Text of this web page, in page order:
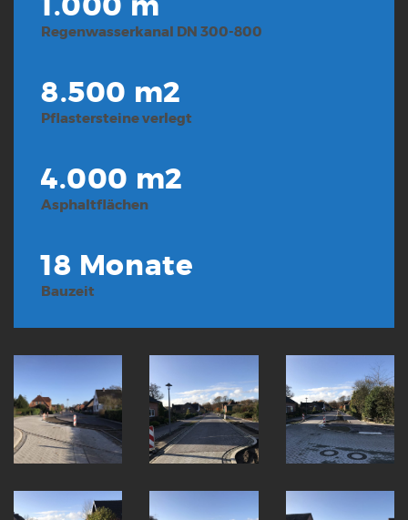
1.000 m
Regenwasserkanal DN 300-800
8.500 m2
Pflastersteine verlegt
4.000 m2
Asphaltflächen
18 Monate
Bauzeit